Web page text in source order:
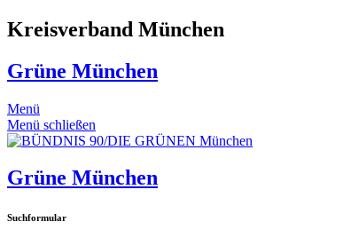
Kreisverband München
Grüne München
Menü
Menü schließen
Grüne München
Suchformular